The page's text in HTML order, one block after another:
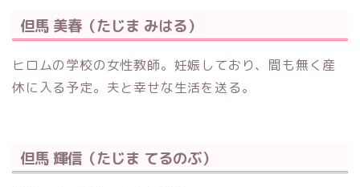
但馬 美春（たじま みはる）
ヒロムの学校の女性教師。妊娠しており、間も無く産
休に入る予定。夫と幸せな生活を送る。
但馬 輝信（たじま てるのぶ）